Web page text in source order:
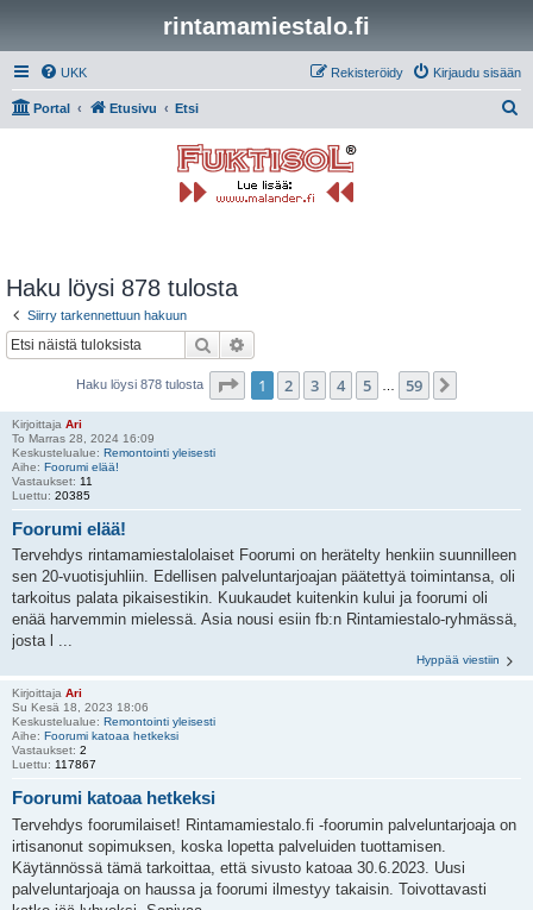
rintamamiestalo.fi
UKK Kirjaudu sisään
Rekisteröidy
Portal Etusivu Etsi
Haku löysi 878 tulosta
Siirry tarkennettuun hakuun
Etsi
Haku löysi 878 tulosta Sivu /59
1 2 3 4 5 59
Kirjoittaja Ari
To Marras 28, 2024 16:09
Keskustelualue: Remontointi yleisesti
Aihe: Foorumi elää!
Vastaukset: 11
Luettu: 20385
Foorumi elää!
Tervehdys rintamamiestalolaiset Foorumi on herätelty henkiin suunnilleen
sen 20-vuotisjuhliin. Edellisen palveluntarjoajan päätettyä toimintansa, oli
tarkoitus palata pikaisestikin. Kuukaudet kuitenkin kului ja foorumi oli
enää harvemmin mielessä. Asia nousi esiin fb:n Rintamiestalo-ryhmässä,
josta l ...
Hyppää viestiin
Kirjoittaja Ari
Su Kesä 18, 2023 18:06
Keskustelualue: Remontointi yleisesti
Aihe: Foorumi katoaa hetkeksi
Vastaukset: 2
Luettu: 117867
Foorumi katoaa hetkeksi
Tervehdys foorumilaiset! Rintamamiestalo.fi -foorumin palveluntarjoaja on
irtisanonut sopimuksen, koska lopetta palveluiden tuottamisen.
Käytännössä tämä tarkoittaa, että sivusto katoaa 30.6.2023. Uusi
palveluntarjoaja on haussa ja foorumi ilmestyy takaisin. Toivottavasti